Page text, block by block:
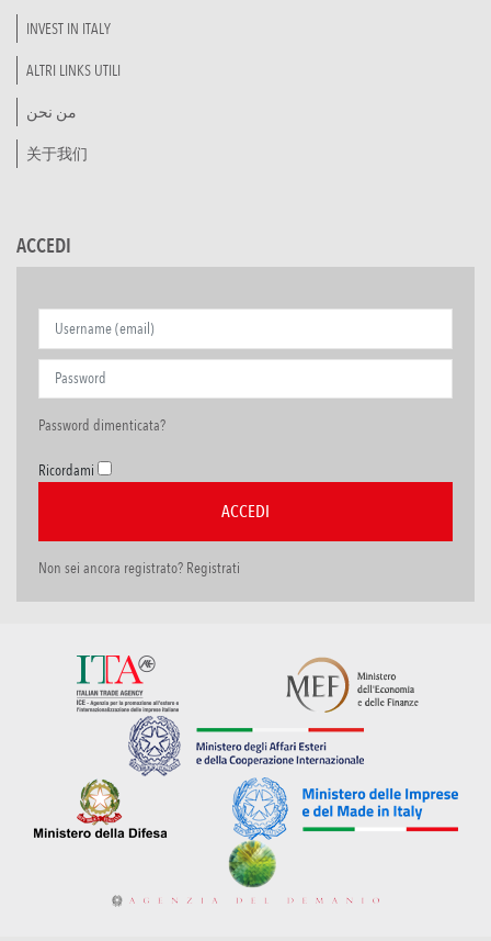
INVEST IN ITALY
ALTRI LINKS UTILI
من نحن
关于我们
ACCEDI
Password dimenticata?
Ricordami
Non sei ancora registrato? Registrati